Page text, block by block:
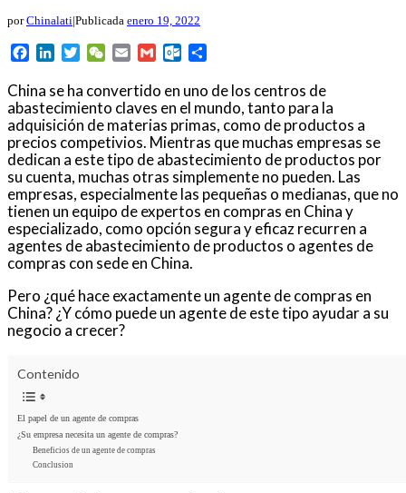
porChinalati|Publicada enero 19, 2022
FacebookLinkedInTwitterWeChat
Email Gmail Outlook.com
China se ha convertido en uno de los centros de
abastecimiento claves en el mundo, tanto para la
adquisición de materias primas, como de productos a
precios competivios. Mientras que muchas empresas se
dedican a este tipo de abastecimiento de productos por
su cuenta, muchas otras simplemente no pueden. Las
empresas, especialmente las pequeñas o medianas, que no
tienen un equipo de expertos en compras en China y
especializado, como opción segura y eficaz recurren a
agentes de abastecimiento de productos o agentes de
compras con sede en China.
Pero ¿qué hace exactamente un agente de compras en
China? ¿Y cómo puede un agente de este tipo ayudar a su
negocio a crecer?
Contenido
El papel de un agente de compras
¿Su empresa necesita un agente de compras?
Beneficios de un agente de compras
Conclusion